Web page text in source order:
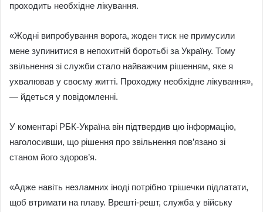
проходить необхідне лікування.
«Жодні випробування ворога, жоден тиск не примусили
мене зупинитися в непохитній боротьбі за Україну. Тому
звільнення зі служби стало найважчим рішенням, яке я
ухвалював у своєму житті. Проходжу необхідне лікування»,
— йдеться у повідомленні.
У коментарі РБК-Україна він підтвердив цю інформацію,
наголосивши, що рішення про звільнення пов’язано зі
станом його здоров’я.
«Адже навіть незламних іноді потрібно трішечки підлатати,
щоб втримати на плаву. Врешті-решт, служба у війську